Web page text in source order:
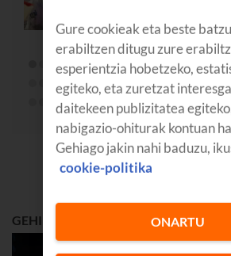
GEHIEN IRAKURRIENA
GOZATU
Gure cookieak eta beste
erabiltzen ditugu zure
esperientzia hobetzeko,
egiteko, eta zuretzat
daitekeen publizitatea
nabigazio-ohiturak kontuan
Gehiago jakin nahi baduzu,
cookie-politika
ONARTU